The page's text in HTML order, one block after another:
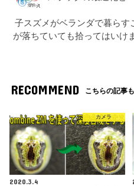
子スズメがベランダで暮らす
が落ちていても拾ってはい
RECOMMEND こちらの記事
カメラ
2020.3.4